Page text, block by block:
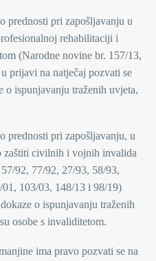
prednosti pri zapošljavanju u
rehabilitaciji i
(Narodne novine br. 157/13,
prijavi na natječaj pozvati se
o ispunjavanju traženih uvjeta,
prednosti pri zapošljavanju, u
zaštiti civilnih i vojnih invalida
92, 77/92, 27/93, 58/93,
103/03, 148/13 i 98/19)
o ispunjavanju traženih
osobe s invaliditetom.
ima pravo pozvati se na